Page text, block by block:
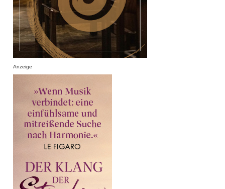
Anzeige